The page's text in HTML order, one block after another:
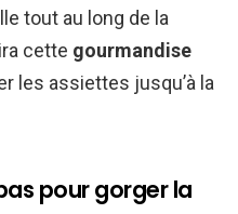
tout au long de la
cette gourmandise
les assiettes jusqu’à la
pour gorger la